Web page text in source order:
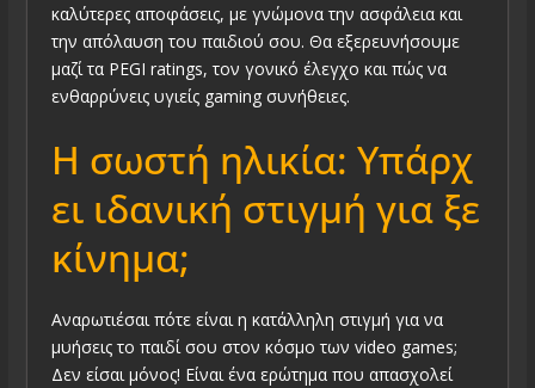
καλύτερες αποφάσεις, με γνώμονα την ασφάλεια και
την απόλαυση του παιδιού σου. Θα εξερευνήσουμε
μαζί τα PEGI ratings, τον γονικό έλεγχο και πώς να
ενθαρρύνεις υγιείς gaming συνήθειες.
Η σωστή ηλικία: Υπάρχ
ει ιδανική στιγμή για ξε
κίνημα;
Αναρωτιέσαι πότε είναι η κατάλληλη στιγμή για να
μυήσεις το παιδί σου στον κόσμο των video games;
Δεν είσαι μόνος! Είναι ένα ερώτημα που απασχολεί